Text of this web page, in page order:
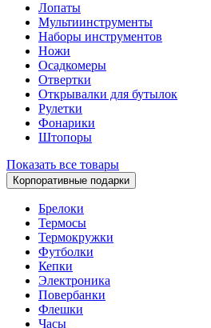
Лопаты
Мультиинструменты
Наборы инструментов
Ножи
Осадкомеры
Отвертки
Открывалки для бутылок
Рулетки
Фонарики
Штопоры
Показать все товары
Корпоративные подарки
Брелоки
Термосы
Термокружки
Футболки
Кепки
Электроника
Повербанки
Флешки
Часы